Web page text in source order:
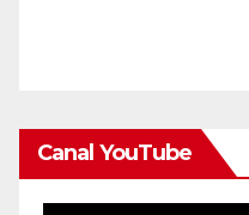
Canal YouTube